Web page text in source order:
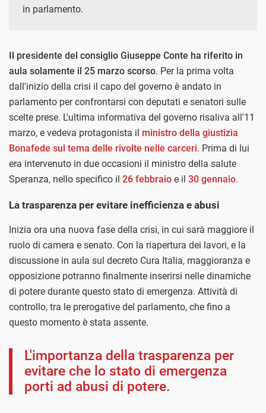
in parlamento.
Il presidente del consiglio Giuseppe Conte ha riferito in
aula solamente il 25 marzo scorso. Per la prima volta
dall'inizio della crisi il capo del governo è andato in
parlamento per confrontarsi con deputati e senatori sulle
scelte prese. L'ultima informativa del governo risaliva all'11
marzo, e vedeva protagonista il ministro della giustizia
Bonafede sul tema delle rivolte nelle carceri. Prima di lui
era intervenuto in due occasioni il ministro della salute
Speranza, nello specifico il 26 febbraio e il 30 gennaio.
La trasparenza per evitare inefficienza e abusi
Inizia ora una nuova fase della crisi, in cui sarà maggiore il
ruolo di camera e senato. Con la riapertura dei lavori, e la
discussione in aula sul decreto Cura Italia, maggioranza e
opposizione potranno finalmente inserirsi nelle dinamiche
di potere durante questo stato di emergenza. Attività di
controllo, tra le prerogative del parlamento, che fino a
questo momento è stata assente.
L'importanza della trasparenza per
evitare che lo stato di emergenza
porti ad abusi di potere.